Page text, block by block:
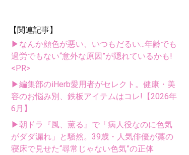
【関連記事】
▶なんか顔色が悪い、いつもだるい...年齢でも
過労でもない“意外な原因”が隠れているかも!
<PR>
▶編集部のiHerb愛用者がセレクト。健康・美
容のお悩み別、鉄板アイテムはコレ!【2026年
6月】
▶朝ドラ『風、薫る』で「病人役なのに色気
がダダ漏れ」と騒然。39歳・人気俳優が藁の
寝床で見せた“尋常じゃない色気”の正体